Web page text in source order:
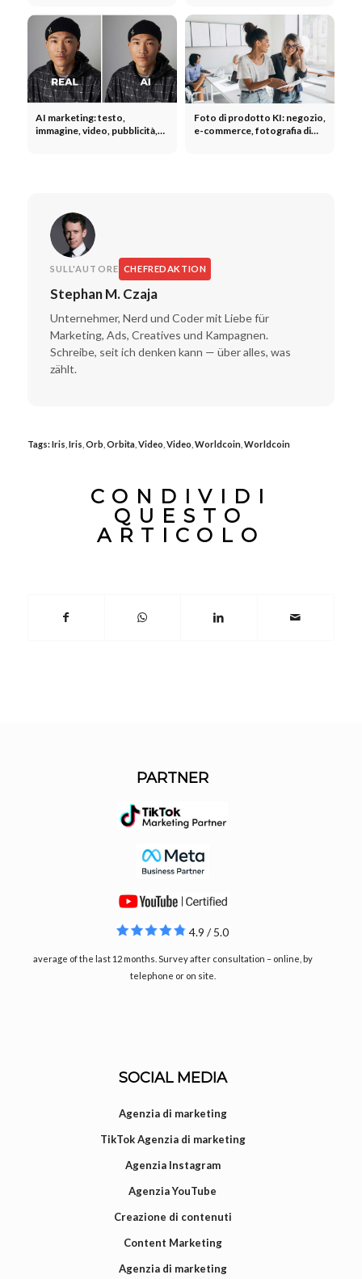
AI marketing: testo,
immagine, video, pubblicità,
Foto di prodotto KI: negozio,
e-commerce, fotografia di
SULL'AUTORE CHEFREDAKTION
Stephan M. Czaja
Unternehmer, Nerd und Coder mit Liebe für
Marketing, Ads, Creatives und Kampagnen.
Schreibe, seit ich denken kann — über alles, was
zählt.
Tags:Iris Iris Orb Orbita, Video Video Worldcoin, Worldcoin
CONDIVIDI
QUESTO
ARTICOLO
PARTNER
4.9 / 5.0
average of the last 12 months. Survey after consultation – online, by
telephone or on site.
SOCIAL MEDIA
Agenzia di marketing
TikTok Agenzia di marketing
Agenzia Instagram
Agenzia YouTube
Creazione di contenuti
Content Marketing
Agenzia di marketing